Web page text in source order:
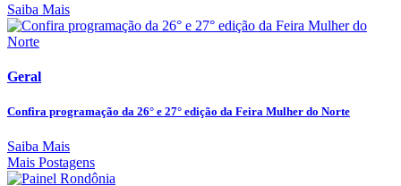
Saiba Mais
Geral
Confira programação da 26° e 27° edição da Feira Mulher do Norte
Saiba Mais
Mais Postagens